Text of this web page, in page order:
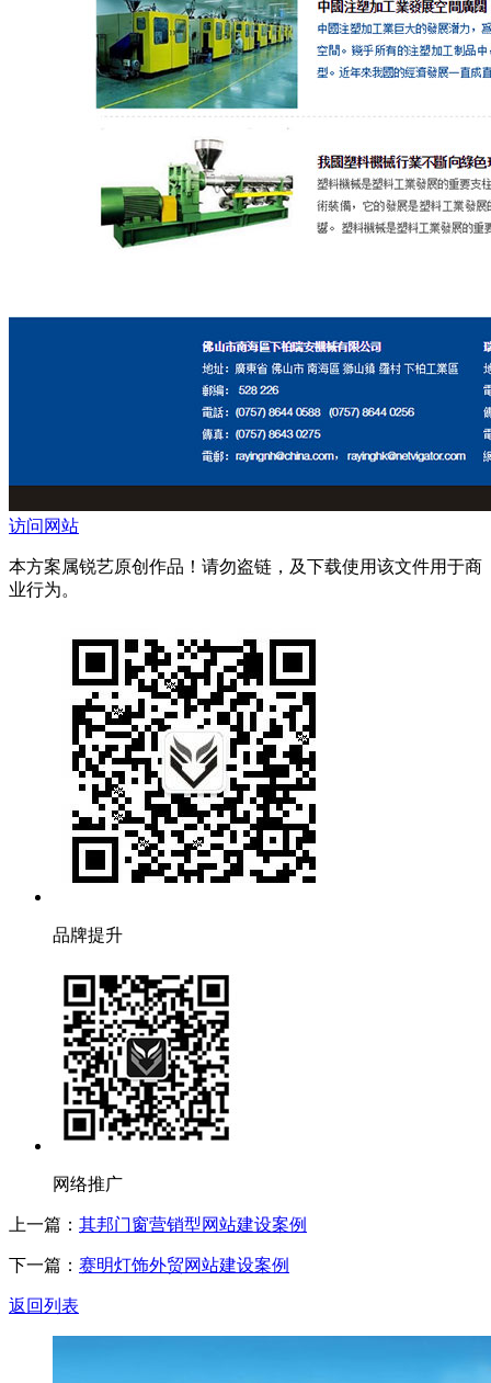
访问网站
本方案属锐艺原创作品！请勿盗链，及下载使用该文件用于商
业行为。
品牌提升
网络推广
上一篇： 其邦门窗营销型网站建设案例
下一篇： 赛明灯饰外贸网站建设案例
返回列表